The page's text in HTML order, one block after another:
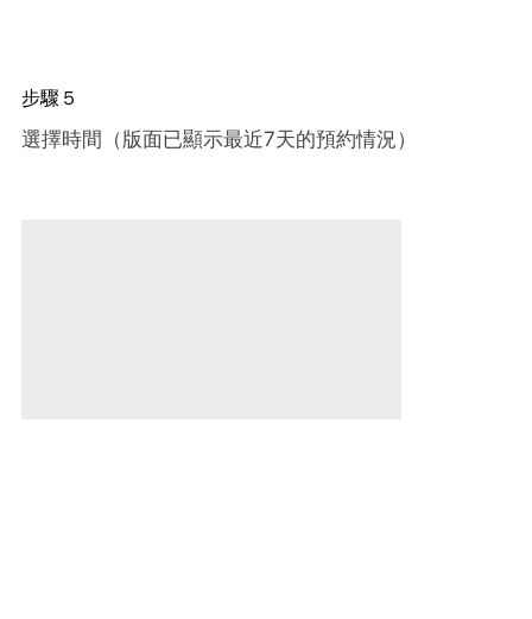
步驟５
選擇時間（版面已顯示最近7天的預約情況）